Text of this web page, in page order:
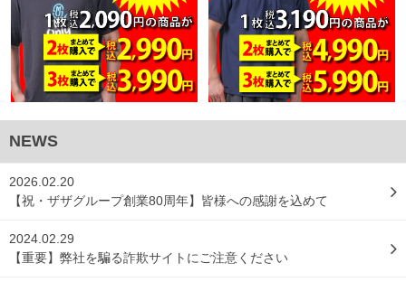
NEWS
2026.02.20
【祝・ザザグループ創業80周年】皆様への感謝を込めて
2024.02.29
【重要】弊社を騙る詐欺サイトにご注意ください